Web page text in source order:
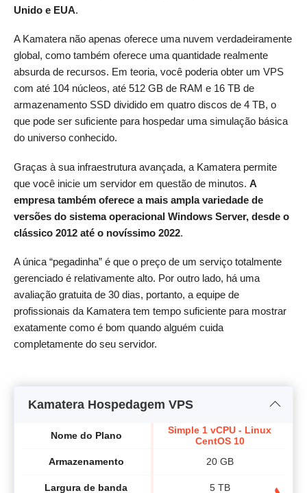
Unido e EUA.
A Kamatera não apenas oferece uma nuvem verdadeiramente
global, como também oferece uma quantidade realmente
absurda de recursos. Em teoria, você poderia obter um VPS
com até 104 núcleos, até 512 GB de RAM e 16 TB de
armazenamento SSD dividido em quatro discos de 4 TB, o
que pode ser suficiente para hospedar uma simulação básica
do universo conhecido.
Graças à sua infraestrutura avançada, a Kamatera permite
que você inicie um servidor em questão de minutos. A
empresa também oferece a mais ampla variedade de
versões do sistema operacional Windows Server, desde o
clássico 2012 até o novíssimo 2022.
A única “pegadinha” é que o preço de um serviço totalmente
gerenciado é relativamente alto. Por outro lado, há uma
avaliação gratuita de 30 dias, portanto, a equipe de
profissionais da Kamatera tem tempo suficiente para mostrar
exatamente como é bom quando alguém cuida
completamente do seu servidor.
Kamatera Hospedagem VPS
Nome do Plano
Armazenamento
Largura de banda
Simple 1 vCPU - Linux
CentOS 10
20 GB
5 TB